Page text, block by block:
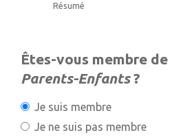
Résumé
Êtes-vous membre de
Parents-Enfants?
Je suis membre
Je ne suis pas membre